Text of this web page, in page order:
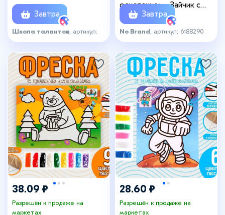
Завтра
Школа талантов , артикул:
8187674
основанием «Зайчик с
грибами» 9 цветов песка
по 2 г
Завтра
No Brand , артикул: 6188290
38.09 ₽
Разрешён к продаже на
маркетах
28.60 ₽
Разрешён к продаже на
маркетах